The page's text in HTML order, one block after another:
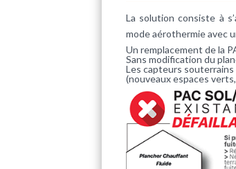
La solution consiste à
mode aérothermie avec
Un remplacement de la
Sans modification du
Les capteurs
(nouveaux espaces